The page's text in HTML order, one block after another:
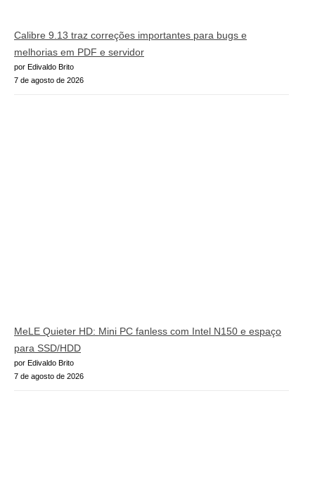
Calibre 9.13 traz correções importantes para bugs e
melhorias em PDF e servidor
por Edivaldo Brito
7 de agosto de 2026
MeLE Quieter HD: Mini PC fanless com Intel N150 e espaço
para SSD/HDD
por Edivaldo Brito
7 de agosto de 2026